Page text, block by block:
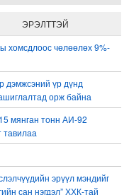
ЭРЭЛТТЭЙ
хомсдлоос чөлөөлөх 9%-
дэмжсэний үр дүнд
орж байна
мянган тонн АИ-92
тавилаа
эрүүл мэндийг
сан нэгдэл” ХХК-тай